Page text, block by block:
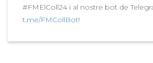
#FMElColl24 i al nostre bot de
t.me/FMCollBot!